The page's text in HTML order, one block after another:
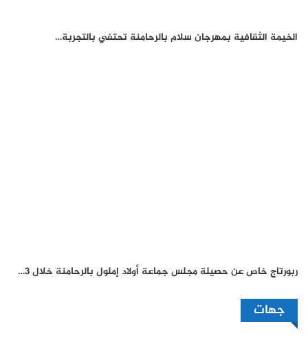
الخيمة الثقافية بمهرجان سلام بالرحامنة تحتفي بالتجربة…
ربورتاج خاص عن حصيلة مجلس جماعة أولاد إملول بالرحامنة خلال 3…
جهات